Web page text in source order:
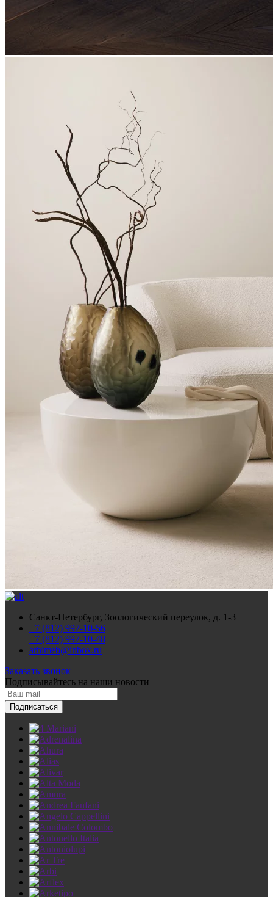
Санкт-Петербург, Зоологический переулок, д. 1-3
+7 (812) 997-10-56
+7 (812) 997-10-48
arhimeb@inbox.ru
Заказать звонок
Подписывайтесь на наши новости